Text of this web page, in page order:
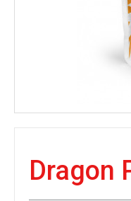
Dragon